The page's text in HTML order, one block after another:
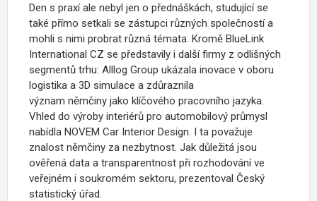
Den s praxí ale nebyl jen o přednáškách, studující se
také přímo setkali se zástupci různých společností a
mohli s nimi probrat různá témata. Kromě BlueLink
International CZ se představily i další firmy z odlišných
segmentů trhu: Alllog Group ukázala inovace v oboru
logistika a 3D simulace a zdůraznila
význam němčiny jako klíčového pracovního jazyka.
Vhled do výroby interiérů pro automobilový průmysl
nabídla NOVEM Car Interior Design. I ta považuje
znalost němčiny za nezbytnost. Jak důležitá jsou
ověřená data a transparentnost při rozhodování ve
veřejném i soukromém sektoru, prezentoval Český
statistický úřad.